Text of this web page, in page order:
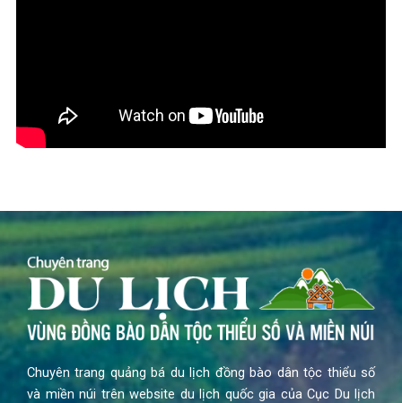
Chuyên trang quảng bá du lịch đồng bào dân tộc thiểu số
và miền núi trên website du lịch quốc gia của Cục Du lịch